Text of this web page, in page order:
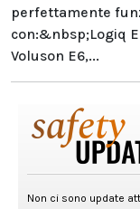
perfettamente
con:&nbsp;Logiq
Voluson E6,...